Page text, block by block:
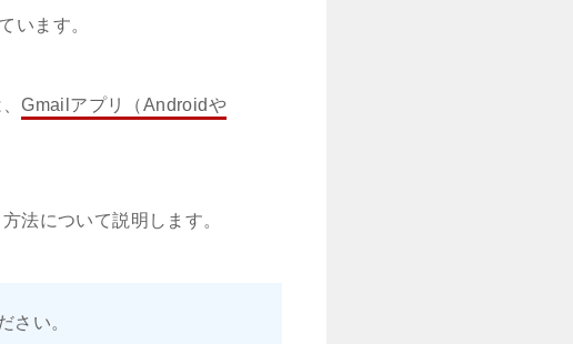
います。
Gmailアプリ（Androidや
法について説明します。
さい。